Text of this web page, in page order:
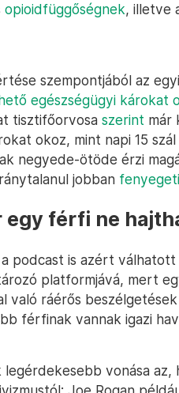
opioidfüggőségnek, illetve
szempontjából az
egészségügyi károkat
tisztifőorvosa szerint már
okoz, mint napi 15
negyede-ötöde érzi
jobban fenyegeti
egy férfi ne
podcast is azért
platformjává, mert
való ráérős
férfinak vannak igazi
vonása az,